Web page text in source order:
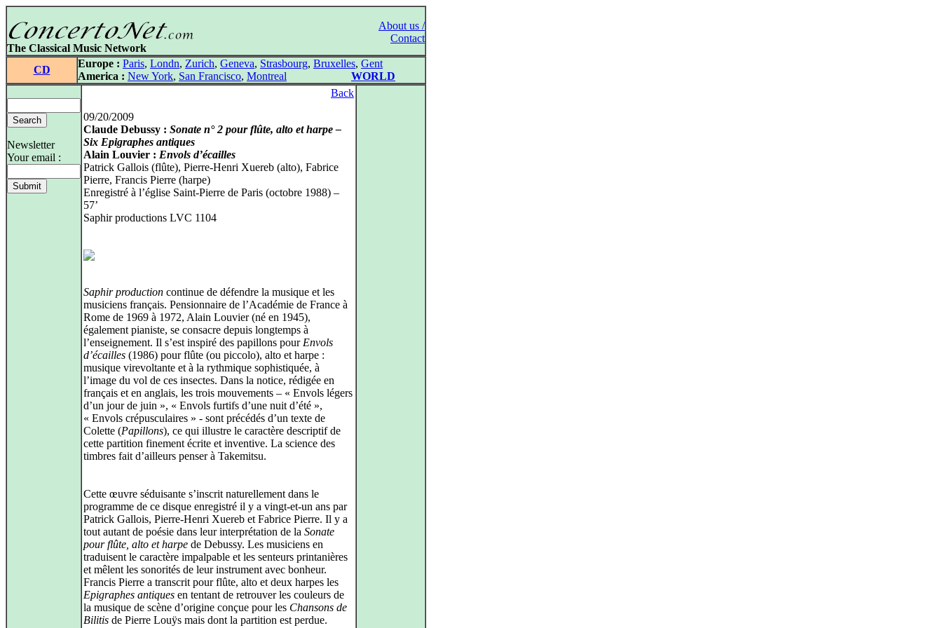
About us /
Contact
The Classical Music Network
CD
Europe : Paris, Londn, Zurich, Geneva, Strasbourg, Bruxelles, Gent
America : New York, San Francisco, Montreal WORLD
Newsletter
Your email :
Back
09/20/2009
Claude Debussy : Sonate n° 2 pour flûte, alto et harpe –
Six Epigraphes antiques
Alain Louvier : Envols d’écailles
Patrick Gallois (flûte), Pierre-Henri Xuereb (alto), Fabrice
Pierre, Francis Pierre (harpe)
Enregistré à l’église Saint-Pierre de Paris (octobre 1988) –
57’
Saphir productions LVC 1104
Saphir production continue de défendre la musique et les
musiciens français. Pensionnaire de l’Académie de France à
Rome de 1969 à 1972, Alain Louvier (né en 1945),
également pianiste, se consacre depuis longtemps à
l’enseignement. Il s’est inspiré des papillons pour Envols
d’écailles (1986) pour flûte (ou piccolo), alto et harpe :
musique virevoltante et à la rythmique sophistiquée, à
l’image du vol de ces insectes. Dans la notice, rédigée en
français et en anglais, les trois mouvements – « Envols légers
d’un jour de juin », « Envols furtifs d’une nuit d’été »,
« Envols crépusculaires » - sont précédés d’un texte de
Colette (Papillons), ce qui illustre le caractère descriptif de
cette partition finement écrite et inventive. La science des
timbres fait d’ailleurs penser à Takemitsu.
Cette œuvre séduisante s’inscrit naturellement dans le
programme de ce disque enregistré il y a vingt-et-un ans par
Patrick Gallois, Pierre-Henri Xuereb et Fabrice Pierre. Il y a
tout autant de poésie dans leur interprétation de la Sonate
pour flûte, alto et harpe de Debussy. Les musiciens en
traduisent le caractère impalpable et les senteurs printanières
et mêlent les sonorités de leur instrument avec bonheur.
Francis Pierre a transcrit pour flûte, alto et deux harpes les
Epigraphes antiques en tentant de retrouver les couleurs de
la musique de scène d’origine conçue pour les Chansons de
Bilitis de Pierre Louÿs mais dont la partition est perdue.